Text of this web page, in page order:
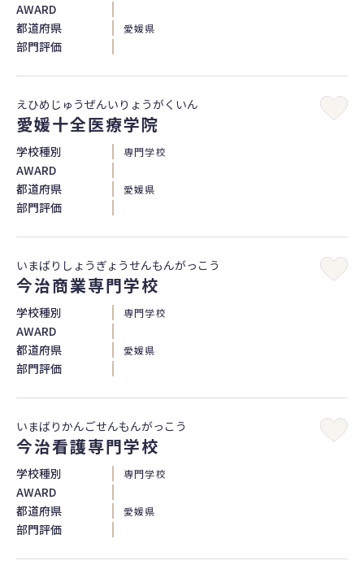
AWARD
都道府県
愛媛県
部門評価
えひめじゅうぜんいりょうがくいん
愛媛十全医療学院
学校種別 専門学校
AWARD
都道府県
愛媛県
部門評価
いまばりしょうぎょうせんもんがっこう
今治商業専門学校
学校種別 専門学校
AWARD
都道府県
愛媛県
部門評価
いまばりかんごせんもんがっこう
今治看護専門学校
学校種別 専門学校
AWARD
都道府県
愛媛県
部門評価